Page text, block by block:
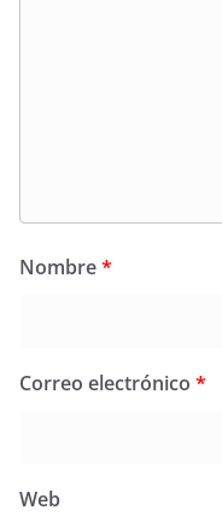
Nombre*
Correo electrónico *
Web